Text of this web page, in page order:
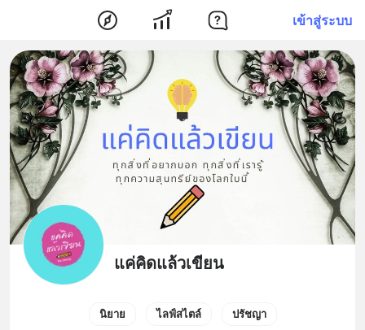
เข้าสู่ระบบ
แค่คิดแล้วเขียน
นิยาย ไลฟ์สไตล์ ปรัชญา